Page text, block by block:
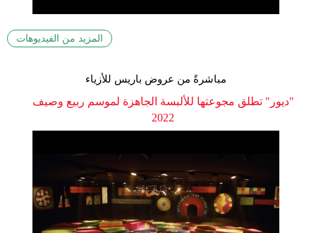
المزيد من الفيديوهات
مباشرةً من عروض باريس للأزياء
"ديور" تطلق مجوعتها للألبسة الجاهزة لموسم ربيع وصيف
2022